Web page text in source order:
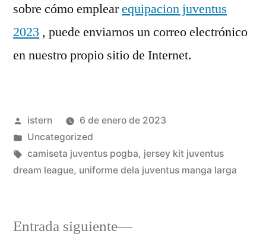
sobre cómo emplearequipacion juventus
2023 , puede enviarnos un correo electrónico
en nuestro propio sitio de Internet.
Publicado
por
istern
6 de enero de 2023
Publicado
en
Uncategorized
Etiquetas:
camiseta juventus pogba, jersey kit juventus
dream league, uniforme dela juventus manga larga
Entrada siguiente Entrada